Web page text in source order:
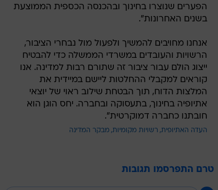
הפערים שנוצרו בחינוך ובהכנסה הכספית הממוצעת
בשנים האחרונות".
אנחנו מחויבים להמשיך ולפעול מול נבחרי הציבור,
הרשויות והעובדים במשרדי הממשלה כדי להבטיח
ייצוג הולם עבור ציבור זה שתורם רבות למדינה. אנו
קוראים למקבלי ההחלטות ליישם במיידית את
המלצות הדוח, תוך הבטחת שילוב ראוי של יוצאי
אתיופיה בחינוך, בתעסוקה ובחברה. יחס הוגן הוא
חובתנו כחברה דמוקרטית".
העדה האתיופית רשויות מקומיות מבקר המדינה
טרם התפרסמו תגובות